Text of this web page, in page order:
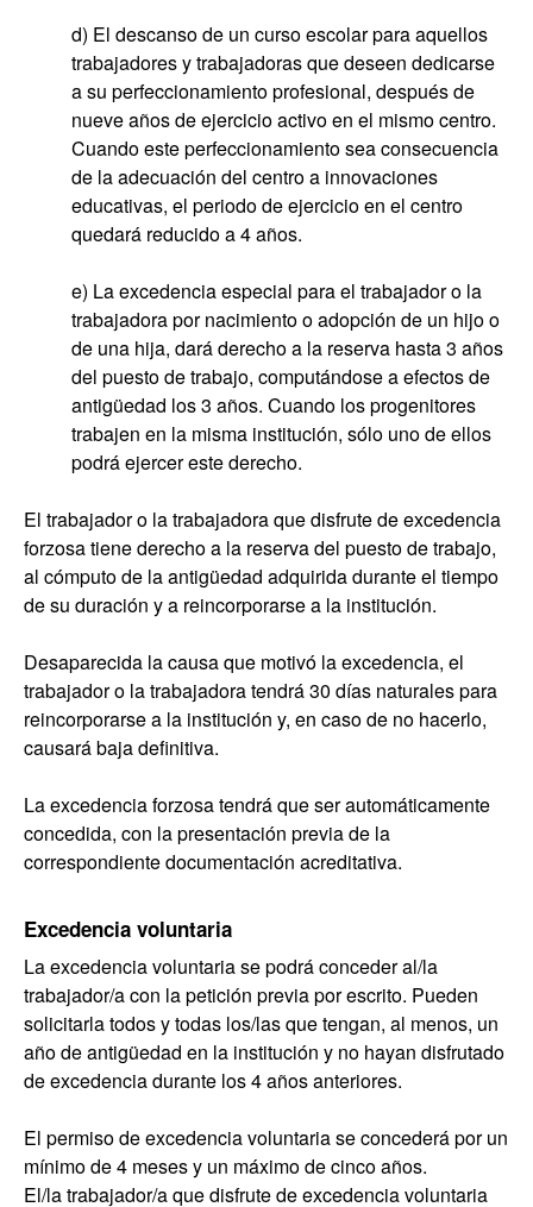
d) El descanso de un curso escolar para aquellos
trabajadores y trabajadoras que deseen dedicarse
a su perfeccionamiento profesional, después de
nueve años de ejercicio activo en el mismo centro.
Cuando este perfeccionamiento sea consecuencia
de la adecuación del centro a innovaciones
educativas, el periodo de ejercicio en el centro
quedará reducido a 4 años.
e) La excedencia especial para el trabajador o la
trabajadora por nacimiento o adopción de un hijo o
de una hija, dará derecho a la reserva hasta 3 años
del puesto de trabajo, computándose a efectos de
antigüedad los 3 años. Cuando los progenitores
trabajen en la misma institución, sólo uno de ellos
podrá ejercer este derecho.
El trabajador o la trabajadora que disfrute de excedencia
forzosa tiene derecho a la reserva del puesto de trabajo,
al cómputo de la antigüedad adquirida durante el tiempo
de su duración y a reincorporarse a la institución.
Desaparecida la causa que motivó la excedencia, el
trabajador o la trabajadora tendrá 30 días naturales para
reincorporarse a la institución y, en caso de no hacerlo,
causará baja definitiva.
La excedencia forzosa tendrá que ser automáticamente
concedida, con la presentación previa de la
correspondiente documentación acreditativa.
Excedencia voluntaria
La excedencia voluntaria se podrá conceder al/la
trabajador/a con la petición previa por escrito. Pueden
solicitarla todos y todas los/las que tengan, al menos, un
año de antigüedad en la institución y no hayan disfrutado
de excedencia durante los 4 años anteriores.
El permiso de excedencia voluntaria se concederá por un
mínimo de 4 meses y un máximo de cinco años.
El/la trabajador/a que disfrute de excedencia voluntaria